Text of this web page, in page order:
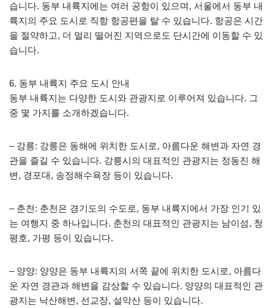
습니다. 동부 내륙지에는 여러 공항이 있으며, 서울에서 동부 내
륙지의 주요 도시로 직항 항공편을 탈 수 있습니다. 항공은 시간
을 절약하고, 더 멀리 떨어진 지역으로도 단시간에 이동할 수 있
습니다.
6. 동부 내륙지 주요 도시 안내
동부 내륙지는 다양한 도시와 관광지로 이루어져 있습니다. 그
중 몇 가지를 소개하겠습니다.
– 강릉: 강릉은 동해에 위치한 도시로, 아름다운 해변과 자연 경
관을 즐길 수 있습니다. 강릉시의 대표적인 관광지는 정동진 해
변, 경포대, 송정해수욕장 등이 있습니다.
– 춘천: 춘천은 경기도의 수도로, 동부 내륙지에서 가장 인기 있
는 여행지 중 하나입니다. 춘천의 대표적인 관광지는 남이섬, 청
평호, 가평 등이 있습니다.
– 양양: 양양은 동부 내륙지의 서쪽 끝에 위치한 도시로, 아름다
운 자연 경관과 해변을 감상할 수 있습니다. 양양의 대표적인 관
광지는 낙산해변, 선교장, 설악산 등이 있습니다.